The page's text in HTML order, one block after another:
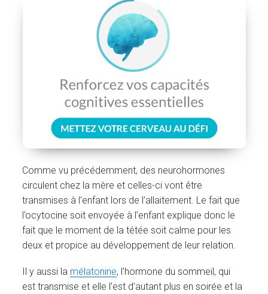
Comme vu précédemment, des neurohormones
circulent chez la mère et celles-ci vont être
transmises à l’enfant lors de l’allaitement. Le fait que
l’ocytocine soit envoyée à l’enfant explique donc le
fait que le moment de la tétée soit calme pour les
deux et propice au développement de leur relation.
Il y aussi la mélatonine, l’hormone du sommeil, qui
est transmise et elle l’est d’autant plus en soirée et la